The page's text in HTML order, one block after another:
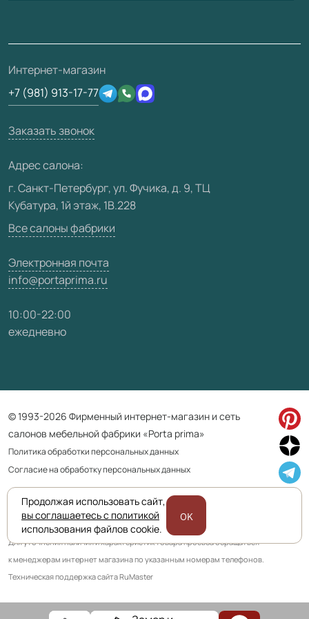
Отзывы клиентов
Техническая информация
Юридическая информация
3D-модели
О фабрике
Сертификаты
Производство
Вакансии
Карта сайта
Интернет-магазин
+7 (981) 913-17-77
Заказать звонок
Адрес салона:
г. Санкт-Петербург, ул. Фучика, д. 9, ТЦ
Кубатура, 1й этаж, 1В.228
Все салоны фабрики
Электронная почта
info@portaprima.ru
10:00-22:00
ежедневно
© 1993-2026 Фирменный интернет-магазин и сеть
салонов мебельной фабрики «Porta prima»
Политика обработки персональных данных
Согласие на обработку персональных данных
Приведенная на сайте информация не является публичной офертой
и носит информационно ознакомительный характер.
Для уточнения наличия и характеристик товара просьба обращаться
к менеджерам интернет магазина по указанным номерам телефонов.
Техническая поддержка сайта RuMaster
Продолжая использовать сайт,
вы соглашаетесь с политикой
использования файлов cookie.
OK